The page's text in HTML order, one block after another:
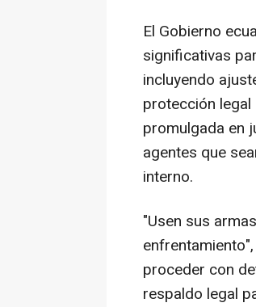
El Gobierno
significativas
incluyendo
protección legal
promulgada en
agentes que
interno.
"Usen sus
proceder con
respaldo legal